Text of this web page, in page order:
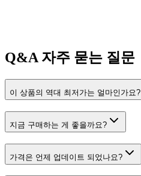
Q&A자주 묻는 질문
이 상품의 역대 최저가는 얼마인가요?
지금 구매하는 게 좋을까요?
가격은 언제 업데이트 되었나요?